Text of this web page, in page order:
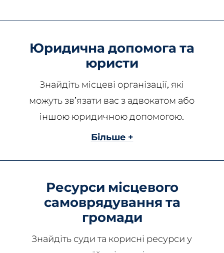
Юридична допомога та
юристи
Знайдіть місцеві організації, які
можуть зв’язати вас з адвокатом або
іншою юридичною допомогою.
Більше +
Ресурси місцевого
самоврядування та
громади
Знайдіть суди та корисні ресурси у